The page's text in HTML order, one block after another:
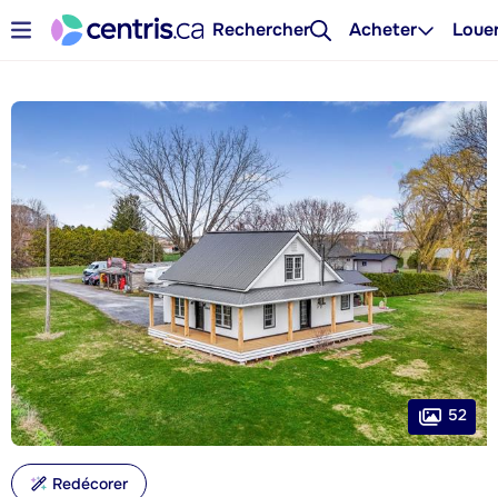
Rechercher Acheter
52
Redécorer